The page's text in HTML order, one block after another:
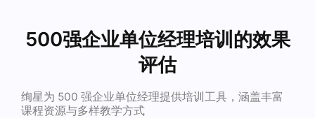
500强企业单位经理培训的效果
评估
绚星为 500 强企业单位经理提供培训工具，涵盖丰富
课程资源与多样教学方式